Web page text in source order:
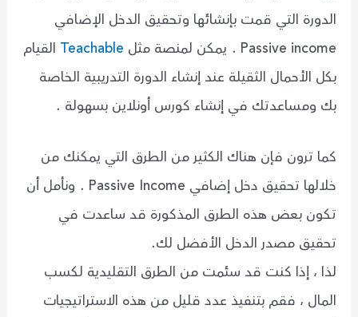
الدورة التي قمت بإنشائها وتحقيق الدخل الإضافي
Passive income . يمكن لمنصة مثل
Teachable القيام
بكل الأحمال الثقيلة عند إنشاء الدورة التدريبية الخاصة
بك ومساعدتك في إنشاء كورس أونلاين بسهولة .
كما ترون فإن هناك الكثير من الطرق التي يمكنك من
خلالها تحقيق دخل إضافي Passive Income . ونأمل أن
تكون بعض هذه الطرق المذكورة قد ساعدت في
تحقيق مصدر الدخل الأفضل لك.
لذا ، إذا كنت قد سئمت من الطرق التقليدية لكسب
المال ، فقم بتنفيذ عدد قليل من هذه الاستراتيجيات